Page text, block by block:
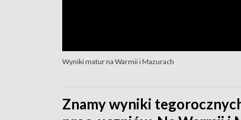
Wyniki matur na Warmii i Mazurach
Znamy wyniki